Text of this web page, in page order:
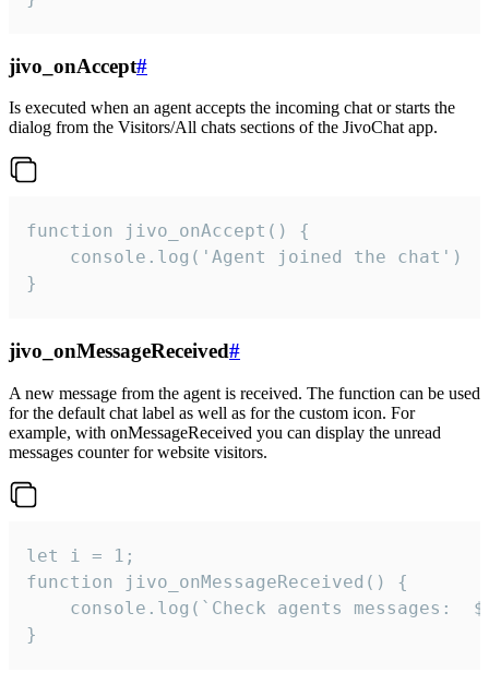
jivo_onAccept#
Is executed when an agent accepts the incoming chat or starts the
dialog from the Visitors/All chats sections of the JivoChat app.
function jivo_onAccept() {
}
jivo_onMessageReceived#
A new message from the agent is received. The function can be used
for the default chat label as well as for the custom icon. For
example, with onMessageReceived you can display the unread
messages counter for website visitors.
let i = 1;
function jivo_onMessageReceived() {
}